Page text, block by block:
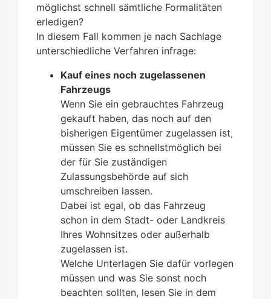
möglichst schnell sämtliche Formalitäten
erledigen?
In diesem Fall kommen je nach Sachlage
unterschiedliche Verfahren infrage:
Kauf eines noch zugelassenen
Fahrzeugs
Wenn Sie ein gebrauchtes Fahrzeug
gekauft haben, das noch auf den
bisherigen Eigentümer zugelassen ist,
müssen Sie es schnellstmöglich bei
der für Sie zuständigen
Zulassungsbehörde auf sich
umschreiben lassen.
Dabei ist egal, ob das Fahrzeug
schon in dem Stadt- oder Landkreis
Ihres Wohnsitzes oder außerhalb
zugelassen ist.
Welche Unterlagen Sie dafür vorlegen
müssen und was Sie sonst noch
beachten sollten, lesen Sie in dem